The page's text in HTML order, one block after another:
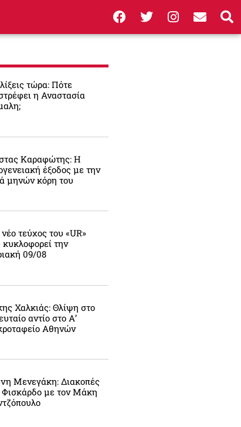
τώρα: Πότε
η Αναστασία
Καραφώτης: Η
έξοδος με την
μηνών κόρη του
τεύχος του «UR»
κυκλοφορεί την
09/08
Χαλκιάς: Θλίψη στο
αντίο στο Α’
Αθηνών
Μενεγάκη: Διακοπές
Φισκάρδο με τον Μάκη